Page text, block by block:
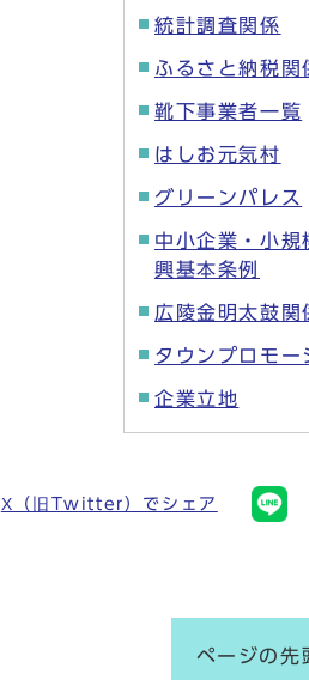
統計調査関係
ふるさと納税関
靴下事業者一覧
はしお元気村
グリーンパレス
中小企業・小規
興基本条例
広陵金明太鼓関
タウンプロモー
企業立地
X（旧Twitter）でシェア
ページの先